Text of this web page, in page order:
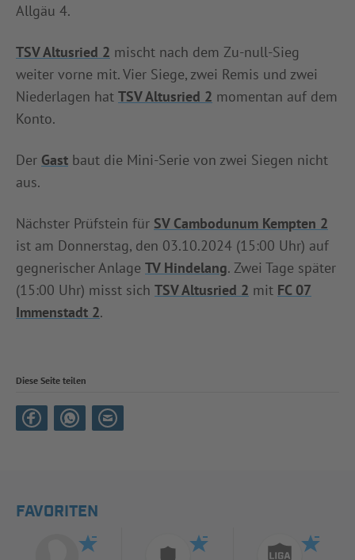
Allgäu 4.
TSV Altusried 2 mischt nach dem Zu-null-Sieg
weiter vorne mit. Vier Siege, zwei Remis und zwei
Niederlagen hat TSV Altusried 2 momentan auf dem
Konto.
Der Gast baut die Mini-Serie von zwei Siegen nicht
aus.
Nächster Prüfstein für SV Cambodunum Kempten 2
ist am Donnerstag, den 03.10.2024 (15:00 Uhr) auf
gegnerischer Anlage TV Hindelang. Zwei Tage später
(15:00 Uhr) misst sich TSV Altusried 2 mit FC 07
Immenstadt 2.
Diese Seite teilen
FAVORITEN